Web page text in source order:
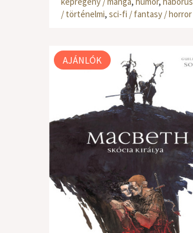
/ történelmi, sci-fi / fantasy / horror
AJÁNLÓK